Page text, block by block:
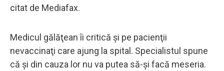
citat de Mediafax.
Medicul gălăţean îi critică şi pe pacienţii
nevaccinaţi care ajung la spital. Specialistul spune
că şi din cauza lor nu va putea să-şi facă meseria.